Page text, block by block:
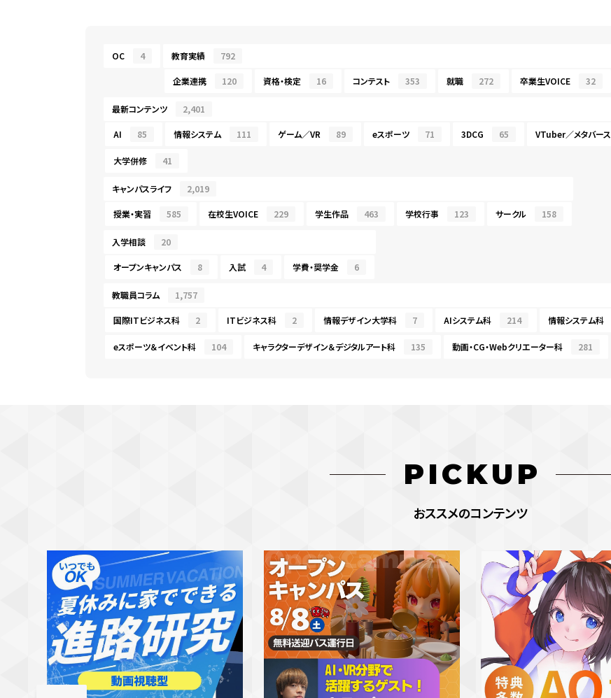
OC 4 教育実績 792
企業連携 120 資格・検定 16 コンテスト 353 就職 272 卒業生VOICE 32
最新コンテンツ 2,401
AI 85 情報システム 111 ゲーム／VR 89 eスポーツ 71 3DCG 65 VTuber／メタバース
大学併修 41
キャンパスライフ 2,019
授業・実習 585 在校生VOICE 229 学生作品 463 学校行事 123 サークル 158
入学相談 20
オープンキャンパス 8 入試 4 学費・奨学金 6
教職員コラム 1,757
国際ITビジネス科 2 ITビジネス科 2 情報デザイン大学科 7 AIシステム科 214 情報システム科
eスポーツ＆イベント科 104 キャラクターデザイン＆デジタルアート科 135 動画・CG・Webクリエーター科 281
PICKUP
おススメのコンテンツ